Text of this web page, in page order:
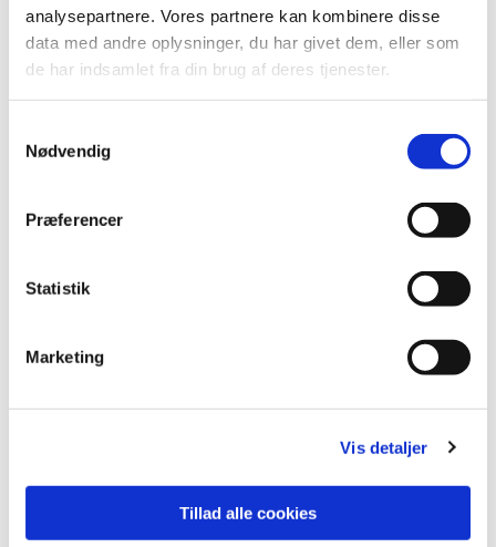
analysepartnere. Vores partnere kan kombinere disse
data med andre oplysninger, du har givet dem, eller som
de har indsamlet fra din brug af deres tjenester.
Nødvendig
Præferencer
Statistik
Marketing
Vis detaljer
Tillad alle cookies
Du vil måske også kunne